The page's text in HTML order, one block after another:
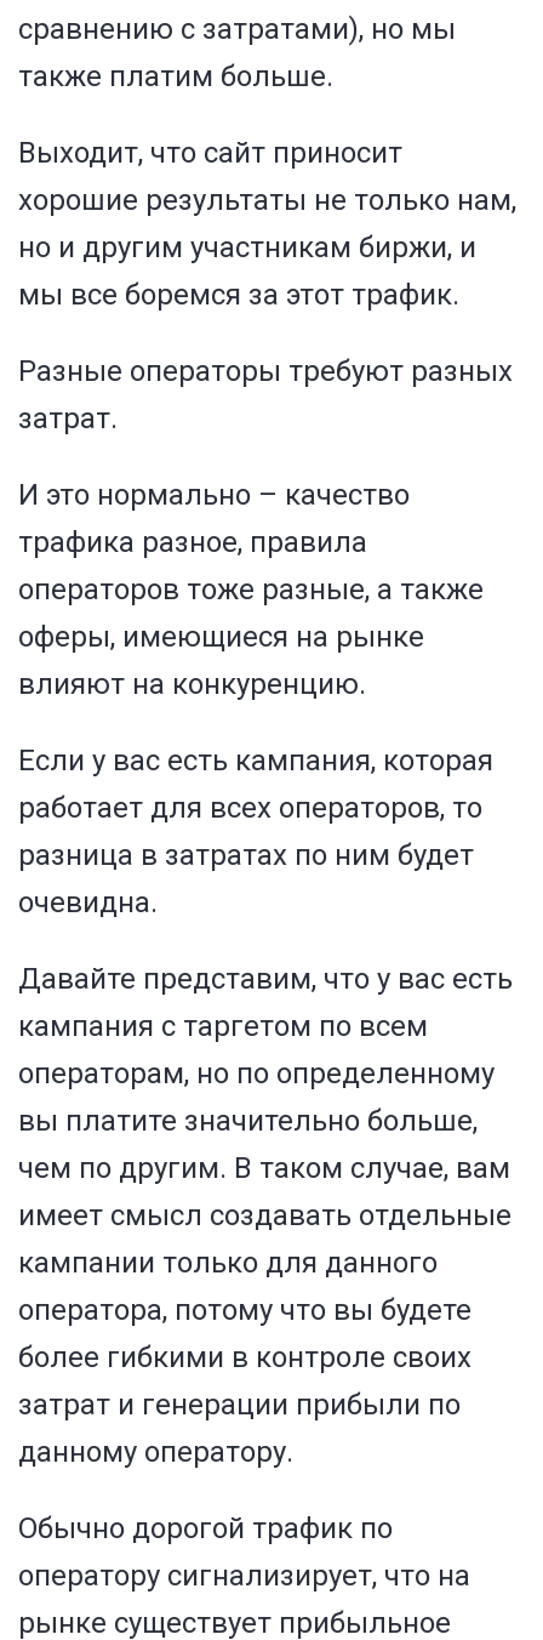
сравнению с затратами), но мы
также платим больше.
Выходит, что сайт приносит
хорошие результаты не только нам,
но и другим участникам биржи, и
мы все боремся за этот трафик.
Разные операторы требуют разных
затрат.
И это нормально – качество
трафика разное, правила
операторов тоже разные, а также
оферы, имеющиеся на рынке
влияют на конкуренцию.
Если у вас есть кампания, которая
работает для всех операторов, то
разница в затратах по ним будет
очевидна.
Давайте представим, что у вас есть
кампания с таргетом по всем
операторам, но по определенному
вы платите значительно больше,
чем по другим. В таком случае, вам
имеет смысл создавать отдельные
кампании только для данного
оператора, потому что вы будете
более гибкими в контроле своих
затрат и генерации прибыли по
данному оператору.
Обычно дорогой трафик по
оператору сигнализирует, что на
рынке существует прибыльное